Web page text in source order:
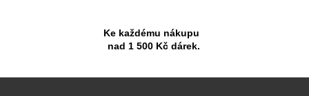
Ke každému nákupu
nad 1 500 Kč dárek.